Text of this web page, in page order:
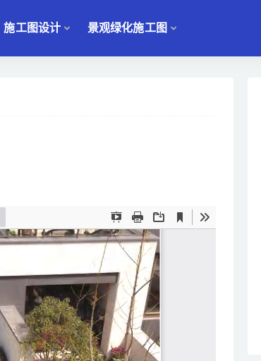
施工图设计 景观绿化施工图